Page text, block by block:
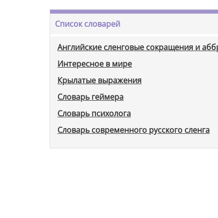
Список словарей
Английские сленговые сокращения и
Интересное в мире
Крылатые выражения
Словарь геймера
Словарь психолога
Словарь современного русского сленга